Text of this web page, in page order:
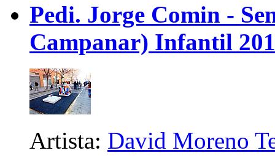
Pedi. Jorge Comin -
Campanar) Infantil
Artista: David Moreno